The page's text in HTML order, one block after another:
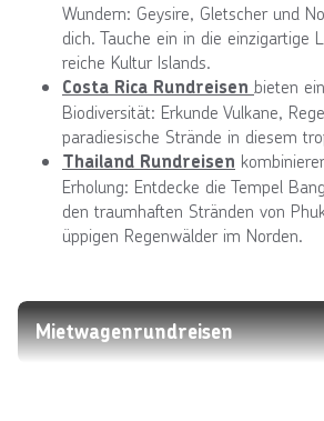
Wundern: Geysire, Gletscher und
dich. Tauche ein in die einzigartige
reiche Kultur Islands.
Costa Rica Rundreisen bieten
Biodiversität: Erkunde Vulkane,
paradiesische Strände in diesem
Thailand Rundreisen
Erholung: Entdecke die Tempel
den traumhaften Stränden von
üppigen Regenwälder im Norden.
Mietwagenrundreisen